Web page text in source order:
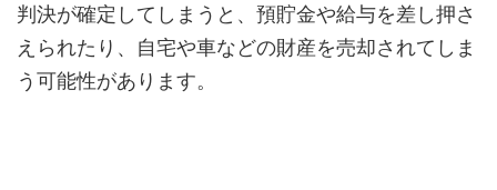
判決が確定してしまうと、預貯金や給与を差し押さ
えられたり、自宅や車などの財産を売却されてしま
う可能性があります。